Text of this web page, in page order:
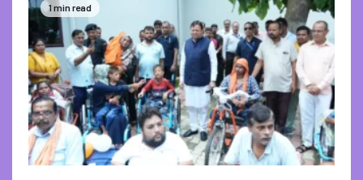
1 min read